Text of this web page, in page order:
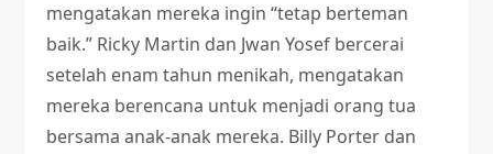
mengatakan mereka ingin “tetap berteman
baik.” Ricky Martin dan Jwan Yosef bercerai
setelah enam tahun menikah, mengatakan
mereka berencana untuk menjadi orang tua
bersama anak-anak mereka. Billy Porter dan